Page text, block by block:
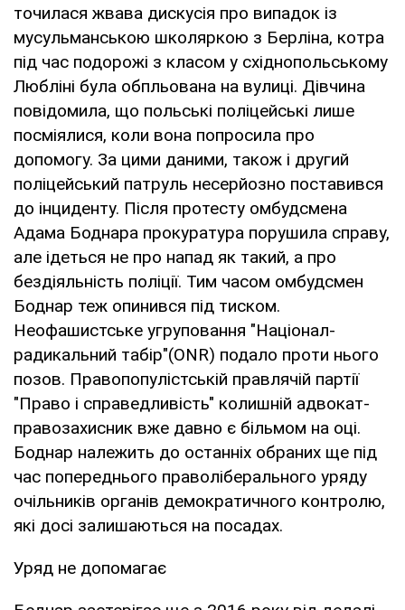
точилася жвава дискусія про випадок із
мусульманською школяркою з Берліна, котра
під час подорожі з класом у східнопольському
Любліні була обпльована на вулиці. Дівчина
повідомила, що польські поліцейські лише
посміялися, коли вона попросила про
допомогу. За цими даними, також і другий
поліцейський патруль несерйозно поставився
до інциденту. Після протесту омбудсмена
Адама Боднара прокуратура порушила справу,
але ідеться не про напад як такий, а про
бездіяльність поліції. Тим часом омбудсмен
Боднар теж опинився під тиском.
Неофашистське угруповання "Націонал-
радикальний табір"(ONR) подало проти нього
позов. Правопопулістській правлячій партії
"Право і справедливість" колишній адвокат-
правозахисник вже давно є більмом на оці.
Боднар належить до останніх обраних ще під
час попереднього праволіберального уряду
очільників органів демократичного контролю,
які досі залишаються на посадах.
Уряд не допомагає